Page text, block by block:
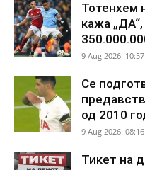
Тотенхем
кажа
9 Aug 2026. 10:57
Се
од 2010
9 Aug 2026. 08:16
Тикет на